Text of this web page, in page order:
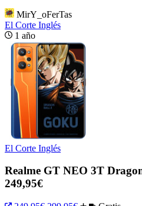
MirY_oFerTas
El Corte Inglés
1 año
El Corte Inglés
Realme GT NEO 3T
249,95€